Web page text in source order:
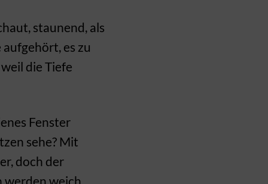
staunend, als
es zu
die Tiefe
Fenster
sehe? Mit
doch der
weich,